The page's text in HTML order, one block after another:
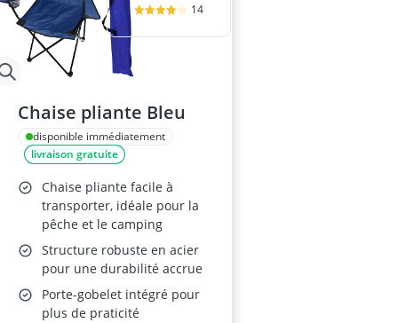
14
Chaise pliante Bleu
disponible immédiatement
livraison gratuite
Chaise pliante facile à
transporter, idéale pour la
pêche et le camping
Structure robuste en acier
pour une durabilité accrue
Porte-gobelet intégré pour
plus de praticité